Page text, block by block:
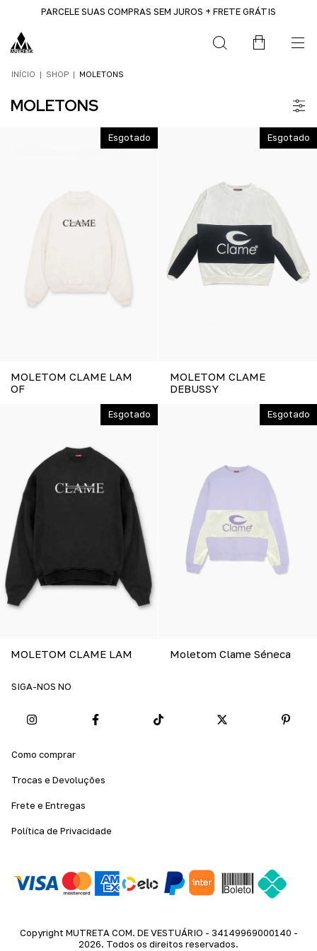
PARCELE SUAS COMPRAS SEM JUROS + FRETE GRÁTIS
INÍCIO | SHOP | MOLETONS
MOLETONS
Esgotado
MOLETOM CLAME LAM
OF
Esgotado
MOLETOM CLAME
DEBUSSY
Esgotado
MOLETOM CLAME LAM
Esgotado
Moletom Clame Séneca
SIGA-NOS NO
Como comprar
Trocas e Devoluções
Frete e Entregas
Política de Privacidade
Copyright MUTRETA COM. DE VESTUÁRIO - 34149969000140 -
2026. Todos os direitos reservados.